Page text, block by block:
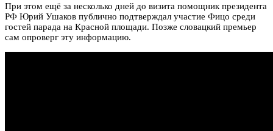
При этом ещё за несколько дней до визита помощник президента
РФ Юрий Ушаков публично подтверждал участие Фицо среди
гостей парада на Красной площади. Позже словацкий премьер
сам опроверг эту информацию.